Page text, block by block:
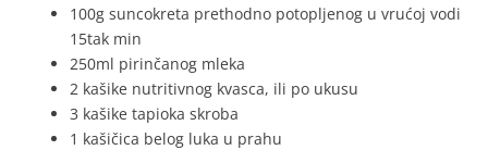
100g suncokreta prethodno potopljenog u vrućoj vodi
15tak min
250ml pirinčanog mleka
2 kašike nutritivnog kvasca, ili po ukusu
3 kašike tapioka skroba
1 kašičica belog luka u prahu